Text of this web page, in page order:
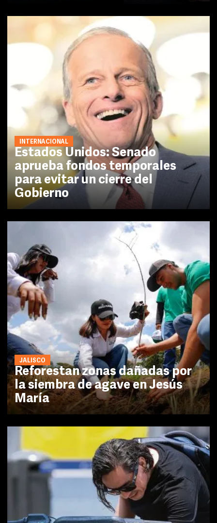
INTERNACIONAL
Estados Unidos: Senado
aprueba fondos temporales
para evitar un cierre del
Gobierno
JALISCO
Reforestan zonas dañadas por
la siembra de agave en Jesús
María